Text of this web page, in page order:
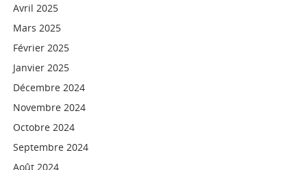
Avril 2025
Mars 2025
Février 2025
Janvier 2025
Décembre 2024
Novembre 2024
Octobre 2024
Septembre 2024
Août 2024